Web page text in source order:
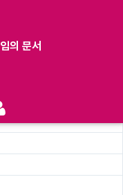
임의 문서최근 변경